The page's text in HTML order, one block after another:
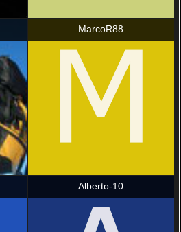
MarcoR88
Alberto-10